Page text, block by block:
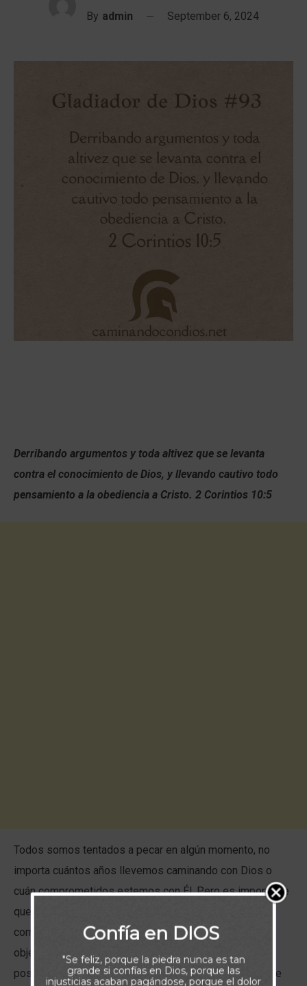
By admin September 6, 2024
Derribando argumentos y toda altivez que se levanta
contra el conocimiento de Dios, y llevando cautivo todo
pensamiento a la obediencia a Cristo. 2 Corintios 10:5
Todos somos tentados a pecar en algún momento, no
importa cuántos años llevemos caminando con Dios o
cuán comprometidos estemos con Él. Pero es importante
que nos demos cuenta de que el proceso de tentación
comienza con lo que pensamos. Fantaseamos con el
objeto de nuestros deseos: cómo nos sentiríamos al
poseerlo y cuán infelices seríamos sin él. A medida que
Confía en DIOS
"Se feliz, porque la piedra nunca es tan
grande si confías en Dios, porque las
injusticias acaban pagándose, porque el dolor